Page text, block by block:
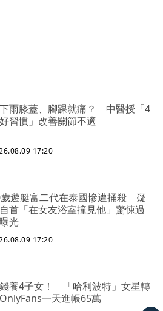
雨膝蓋、腳踝就痛？ 中醫授「4
習慣」改善關節不適
17:20
遊艇富二代在泰國慘遭捅殺 疑
首「在女友浴室撞見他」驚悚過
光
17:20
養4子女！ 「哈利波特」女星轉
一天進帳65萬